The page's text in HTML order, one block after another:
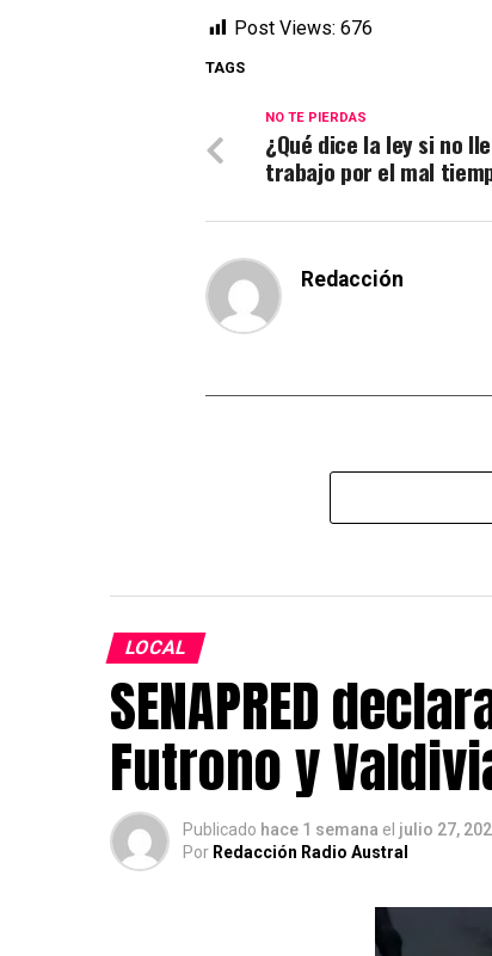
Post Views: 676
TAGS
NO TE PIERDAS
¿Qué dice la ley si no
trabajo por el mal
Redacción
LOCAL
SENAPRED
Futrono y
Publicado hace 1 semana el julio 27,
Por Redacción Radio Austral